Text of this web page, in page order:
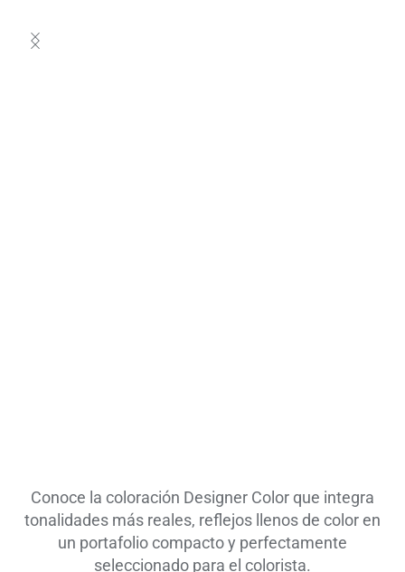
Conoce la coloración Designer Color que integra
tonalidades más reales, reflejos llenos de color en
un portafolio compacto y perfectamente
seleccionado para el colorista.